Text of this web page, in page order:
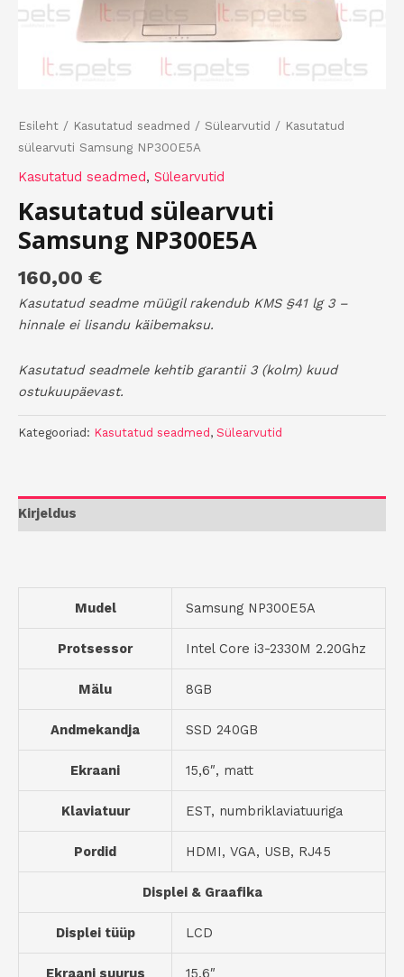
Esileht / Kasutatud seadmed / Sülearvutid / Kasutatud
sülearvuti Samsung NP300E5A
Kasutatud seadmed, Sülearvutid
Kasutatud sülearvuti
Samsung NP300E5A
160,00 €
Kasutatud seadme müügil rakendub KMS §41 lg 3 –
hinnale ei lisandu käibemaksu.
Kasutatud seadmele kehtib garantii 3 (kolm) kuud
ostukuupäevast.
Kategooriad: Kasutatud seadmed , Sülearvutid
Kirjeldus
Mudel Samsung NP300E5A
Protsessor Intel Core i3-2330M 2.20Ghz
Mälu 8GB
Andmekandja SSD 240GB
Ekraani 15,6″, matt
Klaviatuur EST, numbriklaviatuuriga
Pordid HDMI, VGA, USB, RJ45
Displei & Graafika
Displei tüüp LCD
Ekraani suurus 15,6″